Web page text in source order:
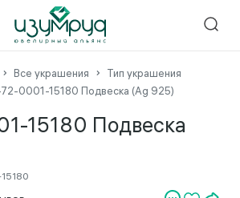
Все украшения
Тип украшения
0001-15180 Подвеска (Ag 925)
15180 Подвеска